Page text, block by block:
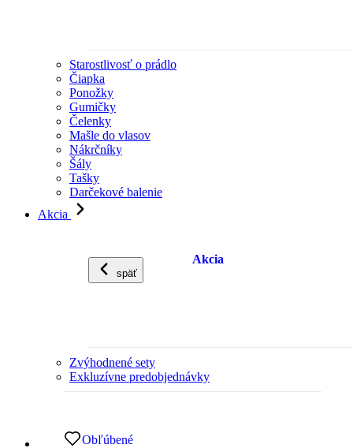
Starostlivosť o prádlo
Čiapka
Ponožky
Gumičky
Čelenky
Mašle do vlasov
Nákrčníky
Šály
Tašky
Darčekové balenie
Akcia
späť
Akcia
Zvýhodnené sety
Exkluzívne predobjednávky
Obľúbené